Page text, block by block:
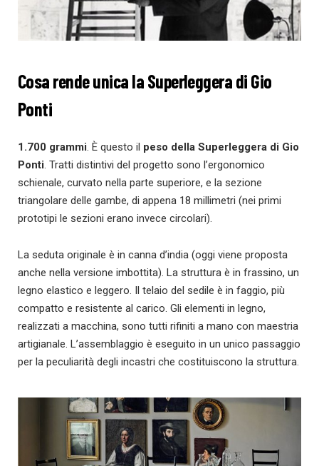
Cosa rende unica la Superleggera di Gio
Ponti
1.700 grammi. È questo il peso della Superleggera di Gio
Ponti. Tratti distintivi del progetto sono l’ergonomico
schienale, curvato nella parte superiore, e la sezione
triangolare delle gambe, di appena 18 millimetri (nei primi
prototipi le sezioni erano invece circolari).
La seduta originale è in canna d’india (oggi viene proposta
anche nella versione imbottita). La struttura è in frassino, un
legno elastico e leggero. Il telaio del sedile è in faggio, più
compatto e resistente al carico. Gli elementi in legno,
realizzati a macchina, sono tutti rifiniti a mano con maestria
artigianale. L’assemblaggio è eseguito in un unico passaggio
per la peculiarità degli incastri che costituiscono la struttura.